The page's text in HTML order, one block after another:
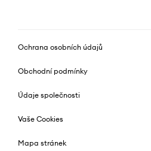
Ochrana osobních údajů
Obchodní podmínky
Údaje společnosti
Vaše Cookies
Mapa stránek